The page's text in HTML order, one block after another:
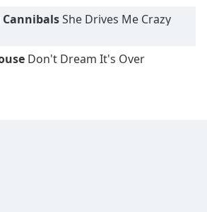
CannibalsShe Drives Me Crazy
Don't Dream It's Over